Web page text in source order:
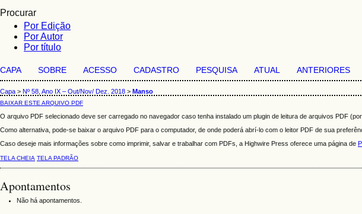
Procurar
Por Edição
Por Autor
Por título
CAPA SOBRE ACESSO CADASTRO PESQUISA ATUAL ANTERIORES
Capa > Nº 58, Ano IX – Out/Nov/ Dez. 2018 > Manso
BAIXAR ESTE ARQUIVO PDF
O arquivo PDF selecionado deve ser carregado no navegador caso tenha instalado um plugin de leitura de arquivos PDF
Como alternativa, pode-se baixar o arquivo PDF para o computador, de onde poderá abrí-lo com o leitor PDF de sua
Caso deseje mais informações sobre como imprimir, salvar e trabalhar com PDFs, a Highwire Press oferece uma página de
TELA CHEIA TELA PADRÃO
Apontamentos
Não há apontamentos.